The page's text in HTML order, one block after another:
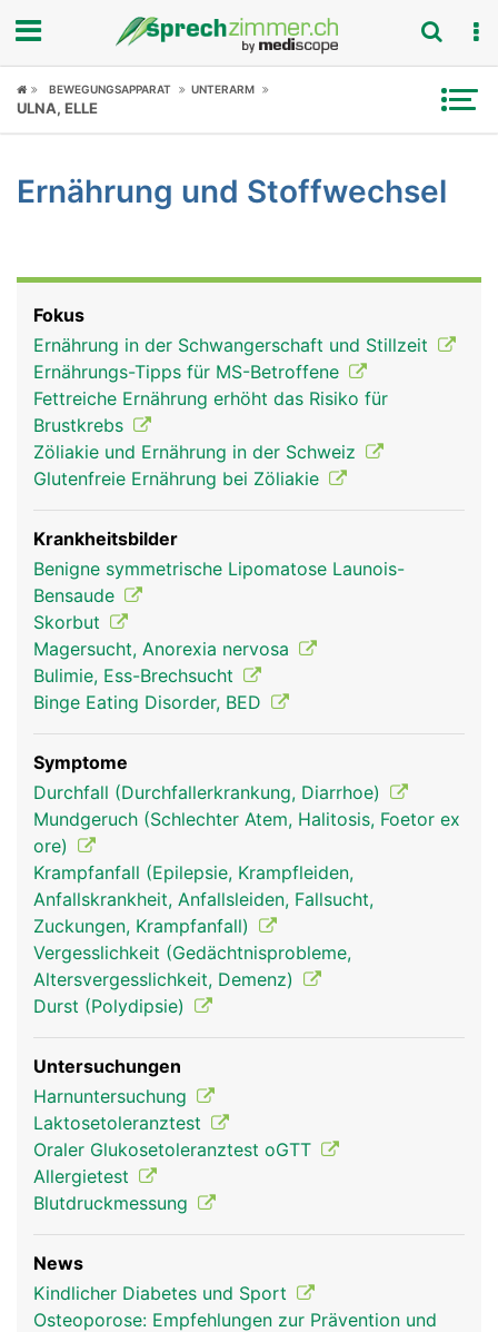
Fokus
Symptome
News
Ratgeber
Rubriken
BEWEGUNGSAPPARAT UNTERARM
ULNA, ELLE
Ernährung und Stoffwechsel
Fokus
Ernährung in der Schwangerschaft und Stillzeit
Ernährungs-Tipps für MS-Betroffene
Fettreiche Ernährung erhöht das Risiko für
Brustkrebs
Zöliakie und Ernährung in der Schweiz
Glutenfreie Ernährung bei Zöliakie
Krankheitsbilder
Benigne symmetrische Lipomatose Launois-
Bensaude
Skorbut
Magersucht, Anorexia nervosa
Bulimie, Ess-Brechsucht
Binge Eating Disorder, BED
Symptome
Durchfall (Durchfallerkrankung, Diarrhoe)
Mundgeruch (Schlechter Atem, Halitosis, Foetor ex
ore)
Krampfanfall (Epilepsie, Krampfleiden,
Anfallskrankheit, Anfallsleiden, Fallsucht,
Zuckungen, Krampfanfall)
Vergesslichkeit (Gedächtnisprobleme,
Altersvergesslichkeit, Demenz)
Durst (Polydipsie)
Untersuchungen
Harnuntersuchung
Laktosetoleranztest
Oraler Glukosetoleranztest oGTT
Allergietest
Blutdruckmessung
News
Kindlicher Diabetes und Sport
Osteoporose: Empfehlungen zur Prävention und